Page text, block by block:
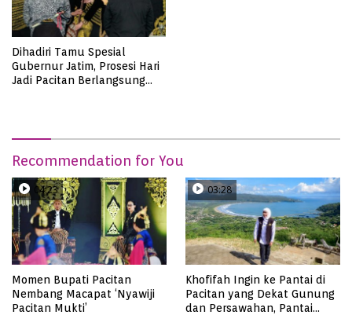
Dihadiri Tamu Spesial
Gubernur Jatim, Prosesi Hari
Jadi Pacitan Berlangsung
Recommendation for You
04:23
Momen Bupati Pacitan
Nembang Macapat ‘Nyawiji
Pacitan Mukti’
03:28
Khofifah Ingin ke Pantai di
Pacitan yang Dekat Gunung
dan Persawahan, Pantai